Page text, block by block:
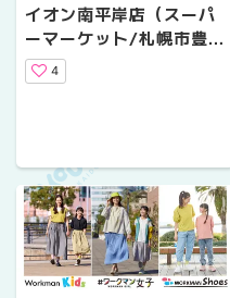
イオン南平岸店（スーパ
ーマーケット/札幌市豊平
区）
4